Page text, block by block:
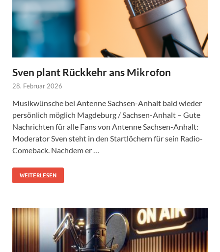
Sven plant Rückkehr ans Mikrofon
28. Februar 2026
Musikwünsche bei Antenne Sachsen-Anhalt bald wieder
persönlich möglich Magdeburg / Sachsen-Anhalt – Gute
Nachrichten für alle Fans von Antenne Sachsen-Anhalt:
Moderator Sven steht in den Startlöchern für sein Radio-
Comeback. Nachdem er …
WEITERLESEN